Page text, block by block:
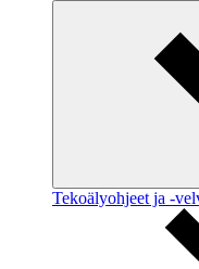
Tekoälyohjeet ja -